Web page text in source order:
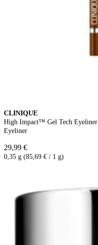
CLINIQUE
High Impact™ Gel Tech Eyeliner
Eyeliner
29,99 €
0,35 g (85,69 € / 1 g)